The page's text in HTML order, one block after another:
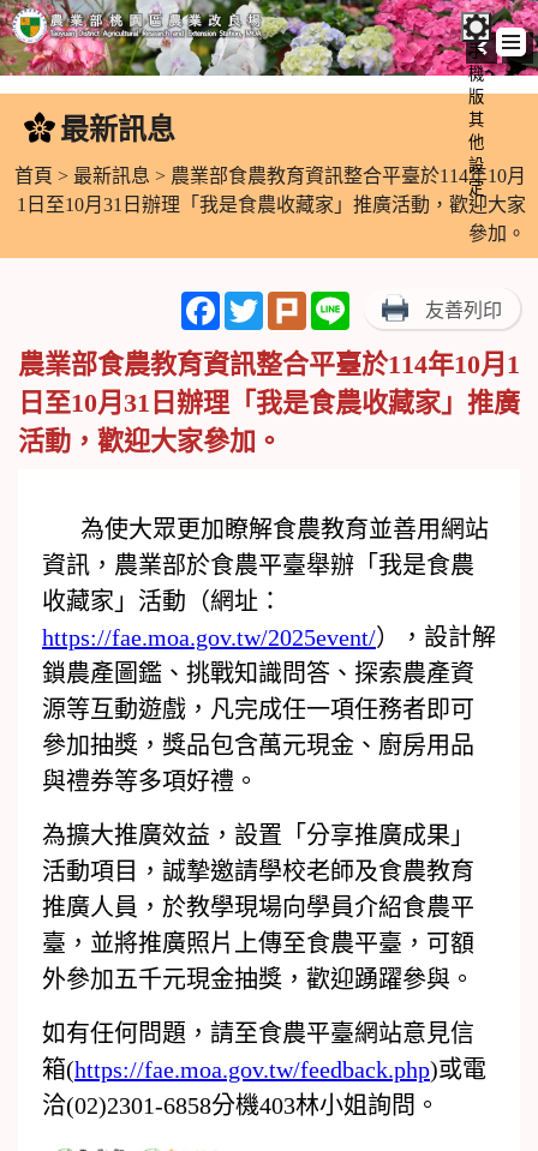
跳
要
區
手
機
版
其
他
設
定
最新訊息
首頁 > 最新訊息 > 農業部食農教育資訊整合平臺於114年10月
1日至10月31日辦理「我是食農收藏家」推廣活動，歡迎大家
參加。
FacebookTwitterPlurk Line 友善列印
農業部食農教育資訊整合平臺於114年10月1
日至10月31日辦理「我是食農收藏家」推廣
活動，歡迎大家參加。
為使大眾更加瞭解食農教育並善用網站
資訊，農業部於食農平臺舉辦「我是食農
收藏家」活動（網址：
https://fae.moa.gov.tw/2025event/），設計解
鎖農產圖鑑、挑戰知識問答、探索農產資
源等互動遊戲，凡完成任一項任務者即可
參加抽獎，獎品包含萬元現金、廚房用品
與禮券等多項好禮。
為擴大推廣效益，設置「分享推廣成果」
活動項目，誠摯邀請學校老師及食農教育
推廣人員，於教學現場向學員介紹食農平
臺，並將推廣照片上傳至食農平臺，可額
外參加五千元現金抽獎，歡迎踴躍參與。
如有任何問題，請至食農平臺網站意見信
箱(https://fae.moa.gov.tw/feedback.php)或電
洽(02)2301-6858分機403林小姐詢問。